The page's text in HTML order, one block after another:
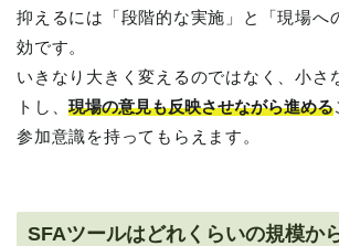
抑えるには「段階的な実施」と「現場へ
効です。
いきなり大きく変えるのではなく、小さ
トし、現場の意見も反映させながら進める
参加意識を持ってもらえます。
SFAツールはどれくらいの規模か